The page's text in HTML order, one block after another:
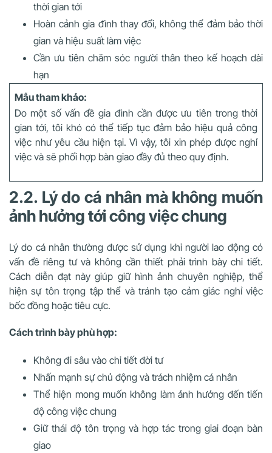
thời gian tới
Hoàn cảnh gia đình thay đổi, không thể đảm bảo thời
gian và hiệu suất làm việc
Cần ưu tiên chăm sóc người thân theo kế hoạch dài
hạn
Mẫu tham khảo:
Do một số vấn đề gia đình cần được ưu tiên trong thời
gian tới, tôi khó có thể tiếp tục đảm bảo hiệu quả công
việc như yêu cầu hiện tại. Vì vậy, tôi xin phép được nghỉ
việc và sẽ phối hợp bàn giao đầy đủ theo quy định.
2.2. Lý do cá nhân mà không muốn
ảnh hưởng tới công việc chung
Lý do cá nhân thường được sử dụng khi người lao động có
vấn đề riêng tư và không cần thiết phải trình bày chi tiết.
Cách diễn đạt này giúp giữ hình ảnh chuyên nghiệp, thể
hiện sự tôn trọng tập thể và tránh tạo cảm giác nghỉ việc
bốc đồng hoặc tiêu cực.
Cách trình bày phù hợp:
Không đi sâu vào chi tiết đời tư
Nhấn mạnh sự chủ động và trách nhiệm cá nhân
Thể hiện mong muốn không làm ảnh hưởng đến tiến
độ công việc chung
Giữ thái độ tôn trọng và hợp tác trong giai đoạn bàn
giao